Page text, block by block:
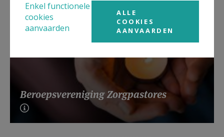
Beroepsvereniging Zorgpastores
Enkel functionele
cookies
aanvaarden
ALLE
COOKIES
AANVAARDEN